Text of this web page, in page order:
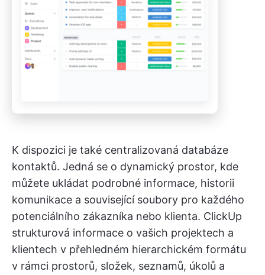
K dispozici je také centralizovaná databáze
kontaktů. Jedná se o dynamický prostor, kde
můžete ukládat podrobné informace, historii
komunikace a související soubory pro každého
potenciálního zákazníka nebo klienta. ClickUp
strukturová informace o vašich projektech a
klientech v přehledném hierarchickém formátu
v rámci prostorů, složek, seznamů, úkolů a